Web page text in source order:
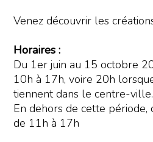
Venez découvrir les créations
Horaires :
Du 1er juin au 15 octobre
10h à 17h, voire 20h
tiennent dans le centre-ville.
En dehors de cette période,
de 11h à 17h